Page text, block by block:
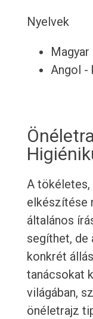
Nyelvek
Magyar
Angol -
A
elkészítése
általános
segíthet, de
konkrét
tanácsokat
világában,
önéletrajz